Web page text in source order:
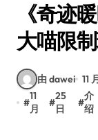
《奇迹
大喵限
由 dawei 11
#
11
月
#
25
日
#
介
绍